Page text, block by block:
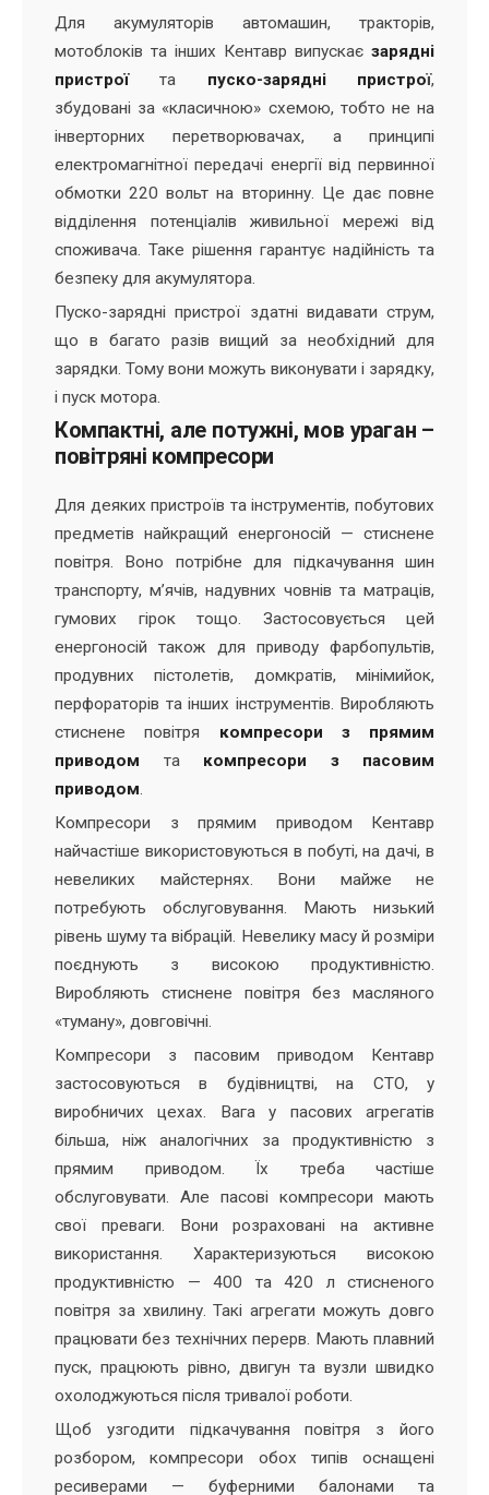
Для акумуляторів автомашин, тракторів,
мотоблоків та інших Кентавр випускає зарядні
пристроїта пуско-зарядні пристрої,
збудовані за «класичною» схемою, тобто не на
інверторних перетворювачах, а принципі
електромагнітної передачі енергії від первинної
обмотки 220 вольт на вторинну. Це дає повне
відділення потенціалів живильної мережі від
споживача. Таке рішення гарантує надійність та
безпеку для акумулятора.
Пуско-зарядні пристрої здатні видавати струм,
що в багато разів вищий за необхідний для
зарядки. Тому вони можуть виконувати і зарядку,
і пуск мотора.
Компактні, але потужні, мов ураган –
повітряні компресори
Для деяких пристроїв та інструментів, побутових
предметів найкращий енергоносій — стиснене
повітря. Воно потрібне для підкачування шин
транспорту, м’ячів, надувних човнів та матраців,
гумових гірок тощо. Застосовується цей
енергоносій також для приводу фарбопультів,
продувних пістолетів, домкратів, мінімийок,
перфораторів та інших інструментів. Виробляють
стиснене повітря компресори з прямим
приводом
та компресори з пасовим
приводом.
Компресори з прямим приводом Кентавр
найчастіше використовуються в побуті, на дачі, в
невеликих майстернях. Вони майже не
потребують обслуговування. Мають низький
рівень шуму та вібрацій. Невелику масу й розміри
поєднують з високою продуктивністю.
Виробляють стиснене повітря без масляного
«туману», довговічні.
Компресори з пасовим приводом Кентавр
застосовуються в будівництві, на СТО, у
виробничих цехах. Вага у пасових агрегатів
більша, ніж аналогічних за продуктивністю з
прямим приводом. Їх треба частіше
обслуговувати. Але пасові компресори мають
свої преваги. Вони розраховані на активне
використання. Характеризуються високою
продуктивністю — 400 та 420 л стисненого
повітря за хвилину. Такі агрегати можуть довго
працювати без технічних перерв. Мають плавний
пуск, працюють рівно, двигун та вузли швидко
охолоджуються після тривалої роботи.
Щоб узгодити підкачування повітря з його
розбором, компресори обох типів оснащені
ресиверами — буферними балонами та